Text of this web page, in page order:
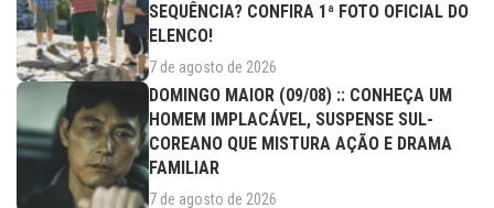
SEQUÊNCIA? CONFIRA 1ª FOTO OFICIAL DO
ELENCO!
7 de agosto de 2026
DOMINGO MAIOR (09/08) :: CONHEÇA UM
HOMEM IMPLACÁVEL, SUSPENSE SUL-
COREANO QUE MISTURA AÇÃO E DRAMA
FAMILIAR
7 de agosto de 2026